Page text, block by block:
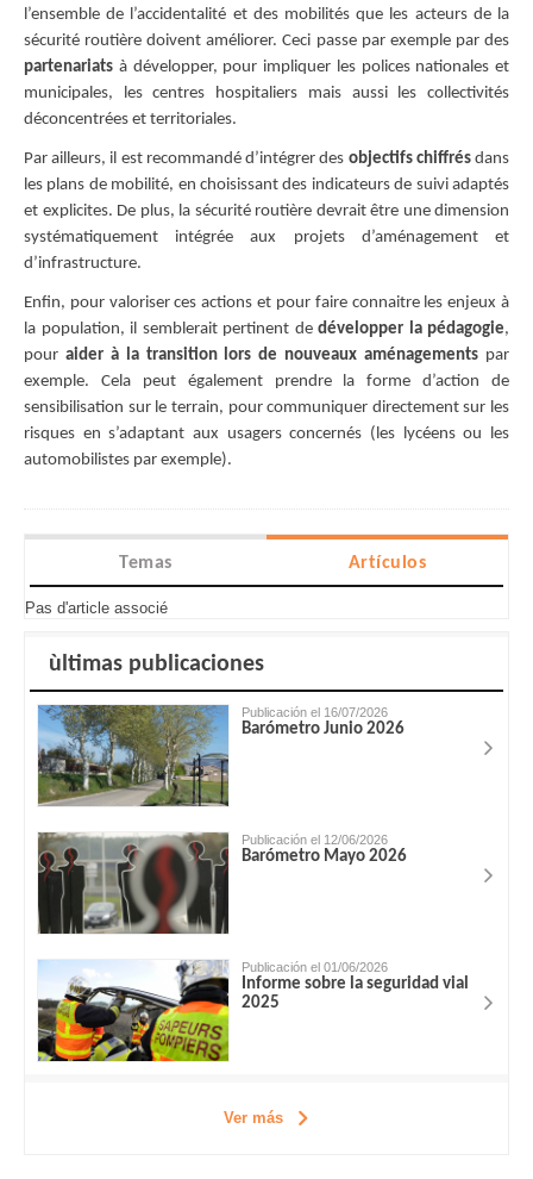
l’ensemble de l’accidentalité et des mobilités que les acteurs de la
sécurité routière doivent améliorer. Ceci passe par exemple par des
partenariats à développer, pour impliquer les polices nationales et
municipales, les centres hospitaliers mais aussi les collectivités
déconcentrées et territoriales.
Par ailleurs, il est recommandé d’intégrer des objectifs chiffrésdans
les plans de mobilité, en choisissant des indicateurs de suivi adaptés
et explicites. De plus, la sécurité routière devrait être une dimension
systématiquement intégrée aux projets d’aménagement et
d’infrastructure.
Enfin, pour valoriser ces actions et pour faire connaitre les enjeux à
la population, il semblerait pertinent de développer la pédagogie,
pour aider à la transition lors de nouveaux aménagements par
exemple. Cela peut également prendre la forme d’action de
sensibilisation sur le terrain, pour communiquer directement sur les
risques en s’adaptant aux usagers concernés (les lycéens ou les
automobilistes par exemple).
Temas Artículos
Pas d'article associé
ùltimas publicaciones
Publicación el 16/07/2026
Barómetro Junio 2026
Publicación el 12/06/2026
Barómetro Mayo 2026
Publicación el 01/06/2026
Informe sobre la seguridad vial
2025
Ver más